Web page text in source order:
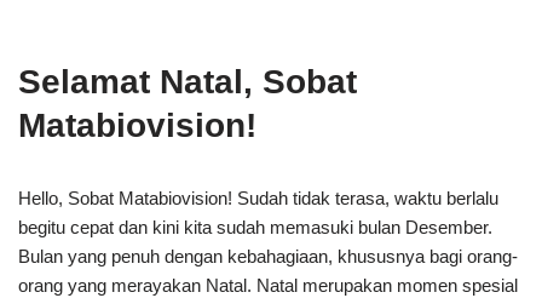
Selamat Natal, Sobat
Matabiovision!
Hello, Sobat Matabiovision! Sudah tidak terasa, waktu berlalu
begitu cepat dan kini kita sudah memasuki bulan Desember.
Bulan yang penuh dengan kebahagiaan, khususnya bagi orang-
orang yang merayakan Natal. Natal merupakan momen spesial